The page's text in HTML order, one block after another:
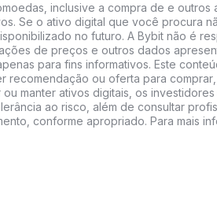
inclusive a compra de e outros
Se o ativo digital que você procura
no futuro. A Bybit não é
de preços e outros dados
para fins informativos. Este
recomendação ou oferta para
manter ativos digitais, os
ao risco, além de consultar
conforme apropriado. Para mais